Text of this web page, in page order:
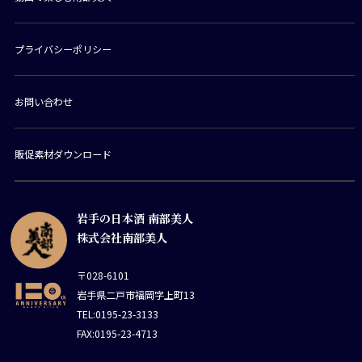
岩手の日本酒 南部美人
株式会社南部美人
〒028-6101
岩手県二戸市福岡字上町13
TEL:0195-23-3133
FAX:0195-23-4713
プライバシーポリシー
お問い合わせ
販促素材ダウンロード